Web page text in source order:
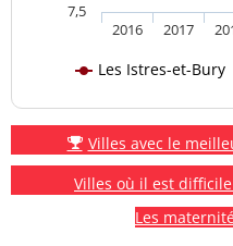
Les Istres-et-Bury
2016 2017
7,5
Villes avec le
Villes où il est
Les